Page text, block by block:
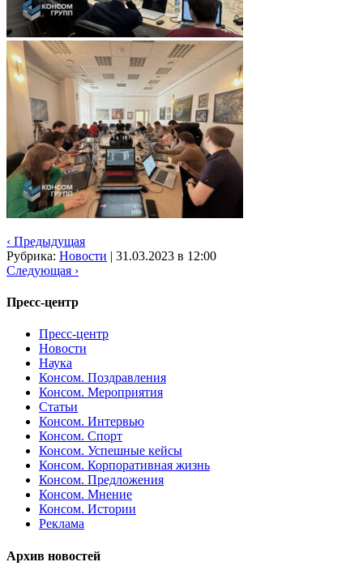
‹ Предыдущая
Рубрика: Новости | 31.03.2023 в 12:00
Следующая ›
Пресс-центр
Пресс-центр
Новости
Наука
Консом. Поздравления
Консом. Мероприятия
Статьи
Консом. Интервью
Консом. Спорт
Консом. Успешные кейсы
Консом. Корпоративная жизнь
Консом. Предложения
Консом. Мнение
Консом. Истории
Реклама
Архив новостей